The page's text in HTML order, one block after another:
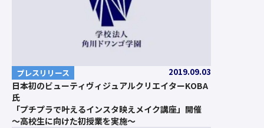
プレスリリース 2019.09.03
日本初のビューティヴィジュアルクリエイターKOBA
氏
「プチプラで叶えるインスタ映えメイク講座」開催
～高校生に向けた初授業を実施～